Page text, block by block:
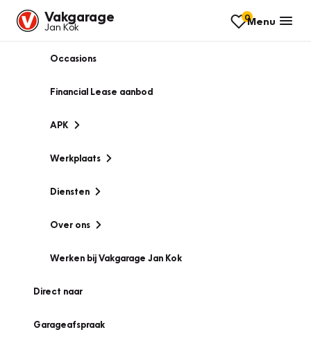
Vakgarage
Jan Kok
0Menu
Occasions
Financial Lease aanbod
APK
Werkplaats
Diensten
Over ons
Werken bij Vakgarage Jan Kok
Direct naar
Garageafspraak